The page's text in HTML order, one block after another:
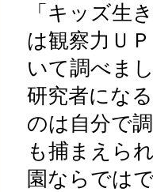
「キッズ生
は観察力Ｕ
いて調べま
研究者にな
のは自分で
も捕まえら
園ならでは